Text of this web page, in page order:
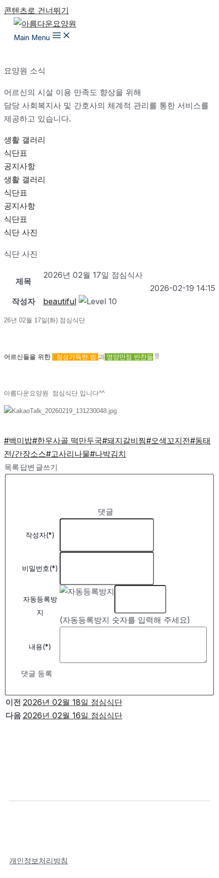
콘텐츠로 건너뛰기
Main Menu
요양원 소식
어르신의 시설 이용 만족도 향상을 위해
담당 사회복지사 및 간호사의 체계적 관리를 통한 서비스를
제공하고 있습니다.
생활 갤러리
식단표
공지사항
생활 갤러리
식단표
공지사항
식단표
식단 사진
식단 사진
제목
2026년 02월 17일 점심식사
2026-02-19 14:15
작성자
beautiful
26년 02월 17일(화) 점심식단
어르신들을 위한 정성가득한 밥 과 영양만점 반찬들 !!
아름다운요양원 점심식단 입니다^^
#백미밥#한우사골 떡만두국#돼지갈비찜#오색꼬지전#동태
전/간장소스#고사리나물#나박김치
목록 답변 글쓰기
댓글
작성자(*)
비밀번호(*)
자동등록방
지
(자동등록방지 숫자를 입력해 주세요)
내용(*)
댓글 등록
이전 2026년 02월 18일 점심식단
다음 2026년 02월 16일 점심식단
개인정보처리방침